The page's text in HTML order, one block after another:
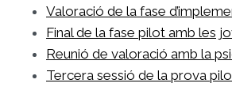
Valoració de la fase
Final de la fase pilot amb les
Reunió de valoració amb la
Tercera sessió de la prova